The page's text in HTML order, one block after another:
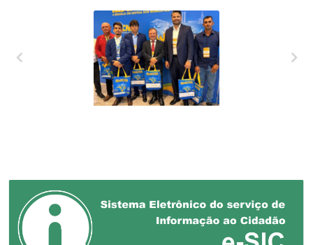
XXVII MARCHA EM